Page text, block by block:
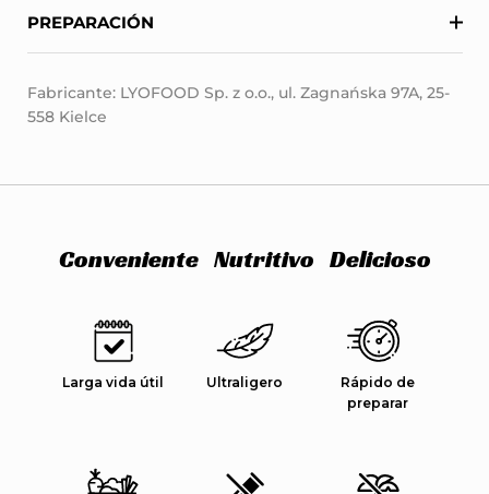
PREPARACIÓN
Fabricante: LYOFOOD Sp. z o.o., ul. Zagnańska 97A, 25-
558 Kielce
Conveniente Nutritivo Delicioso
Larga vida útil Ultraligero
Rápido de
preparar